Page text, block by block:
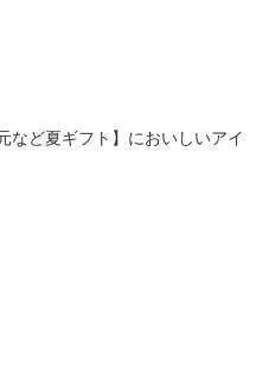
など夏ギフト】においしいアイ